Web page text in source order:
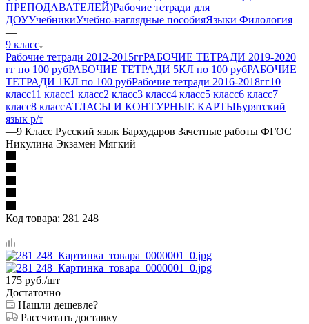
ПРЕПОДАВАТЕЛЕЙ)Рабочие тетради для
ДОУУчебникиУчебно-наглядные пособияЯзыки Филология
—
9 класс
Рабочие тетради 2012-2015ггРАБОЧИЕ ТЕТРАДИ 2019-2020
гг по 100 рубРАБОЧИЕ ТЕТРАДИ 5КЛ по 100 рубРАБОЧИЕ
ТЕТРАДИ 1КЛ по 100 рубРабочие тетради 2016-2018гг10
класс11 класс1 класс2 класс3 класс4 класс5 класс6 класс7
класс8 классАТЛАСЫ И КОНТУРНЫЕ КАРТЫБурятский
язык р/т
—9 Класс Русский язык Бархударов Зачетные работы ФГОС
Никулина Экзамен Мягкий
Код товара: 281 248
175 руб./шт
Достаточно
Нашли дешевле?
Рассчитать доставку